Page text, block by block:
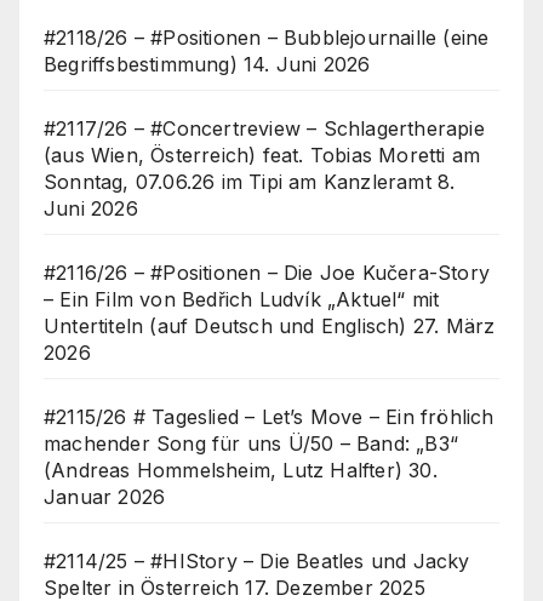
#2118/26 – #Positionen – Bubblejournaille (eine
Begriffsbestimmung) 14. Juni 2026
#2117/26 – #Concertreview – Schlagertherapie
(aus Wien, Österreich) feat. Tobias Moretti am
Sonntag, 07.06.26 im Tipi am Kanzleramt 8.
Juni 2026
#2116/26 – #Positionen – Die Joe Kučera-Story
– Ein Film von Bedřich Ludvík „Aktuel“ mit
Untertiteln (auf Deutsch und Englisch) 27. März
2026
#2115/26 # Tageslied – Let’s Move – Ein fröhlich
machender Song für uns Ü/50 – Band: „B3“
(Andreas Hommelsheim, Lutz Halfter) 30.
Januar 2026
#2114/25 – #HIStory – Die Beatles und Jacky
Spelter in Österreich 17. Dezember 2025